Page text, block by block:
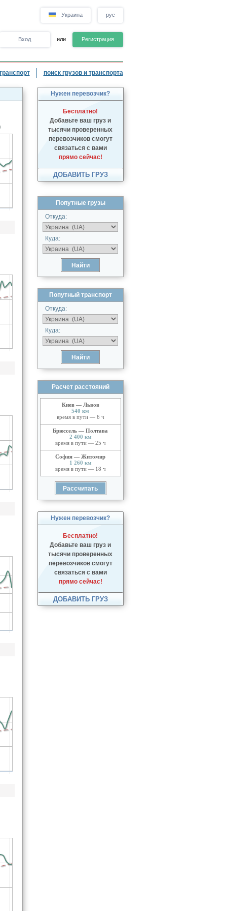
Украина рус
Вход или Регистрация
поиск грузов и транспорта
Нужен перевозчик?
Бесплатно!
Добавьте ваш груз и
тысячи проверенных
перевозчиков смогут
связаться с вами
прямо сейчас!
ДОБАВИТЬ ГРУЗ
Попутные грузы
Откуда:
Куда:
Попутный транспорт
Откуда:
Куда:
Расчет расстояний
Киев — Львов
540 км
время в пути — 6 ч
Брюссель — Полтава
2 400 км
время в пути — 25 ч
София — Житомир
1 260 км
время в пути — 18 ч
Нужен перевозчик?
Бесплатно!
Добавьте ваш груз и
тысячи проверенных
перевозчиков смогут
связаться с вами
прямо сейчас!
ДОБАВИТЬ ГРУЗ